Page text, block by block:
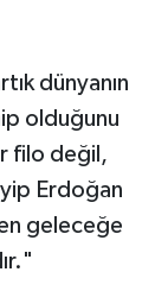
dünyanın
olduğunu
filo değil,
Erdoğan
geleceğe